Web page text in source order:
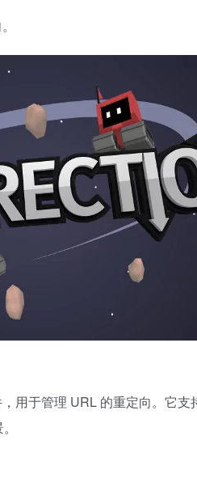
用于管理 URL 的重定向。它支